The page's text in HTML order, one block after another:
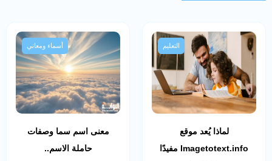
التعليم
لماذا يُعد موقع
Imagetotext.info مفيدًا
أسماء ومعاني
معنى اسم سما وصفات
حاملة الاسم..